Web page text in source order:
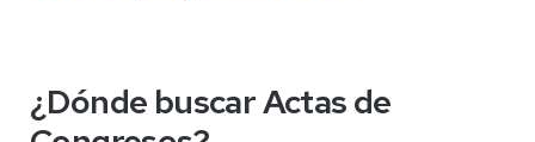
¿Dónde buscar Actas de